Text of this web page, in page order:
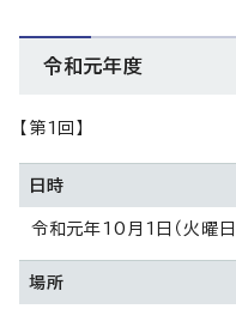
令和元年度
【第1回】
日時
令和元年10月1日（火曜
場所